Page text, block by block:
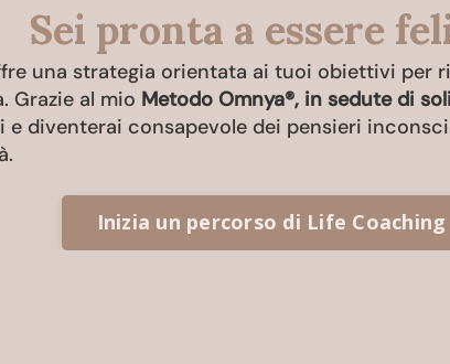
Sei pronta a essere
una strategia orientata ai tuoi obiettivi per
Grazie al mio Metodo Omnya®, in sedute di
e diventerai consapevole dei pensieri
Inizia un percorso di Life Coaching